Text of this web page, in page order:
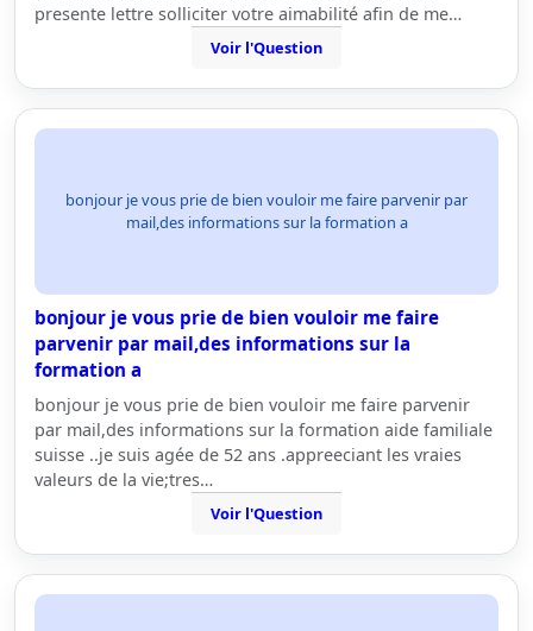
presente lettre solliciter votre aimabilité afin de me…
Voir l'Question
bonjour je vous prie de bien vouloir me faire parvenir par
mail,des informations sur la formation a
bonjour je vous prie de bien vouloir me faire
parvenir par mail,des informations sur la
formation a
bonjour je vous prie de bien vouloir me faire parvenir
par mail,des informations sur la formation aide familiale
suisse ..je suis agée de 52 ans .appreeciant les vraies
valeurs de la vie;tres…
Voir l'Question